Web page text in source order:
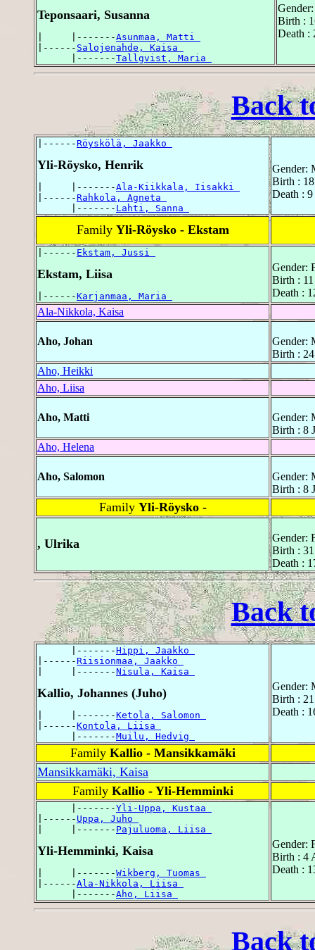
Teponsaari, Susanna
|     |-------Asunmaa, Matti
|------ Salojenahde, Kaisa
      |-------
Tallgvist, Maria
Birth :
Death :
Back
|------Röyskölä, Jaakko
Yli-Röysko, Henrik
|     |-------Ala-Kiikkala, Iisakki
|------Rahkola, Agneta
      |-------
Lahti, Sanna
Gender:
Birth :
Death :
Family Yli-Röysko - Ekstam
|------ Ekstam, Jussi
Ekstam, Liisa
|------Karjanmaa, Maria
Gender:
Birth :
Death :
Ala-Nikkola, Kaisa
Aho, Johan
Gender:
Birth :
Aho, Heikki
Aho, Liisa
Aho, Matti
Gender:
Birth : 8
Aho, Helena
Aho, Salomon
Gender:
Birth : 8
Family Yli-Röysko -
, Ulrika
Gender:
Birth :
Death :
Back
      |-------
Hippi, Jaakko
|------Riisionmaa, Jaakko
|     |-------Nisula, Kaisa
Kallio, Johannes (Juho)
|     |-------Ketola, Salomon
|------Kontola, Liisa
      |-------
Muilu, Hedvig
Gender:
Birth :
Death :
Family Kallio - Mansikkamäki
Mansikkamäki, Kaisa
Family Kallio - Yli-Hemminki
      |-------
Yli-Uppa, Kustaa
|------ Uppa, Juho
|     |------- Pajuluoma, Liisa
Yli-Hemminki, Kaisa
|     |-------Wikberg, Tuomas
|------Ala-Nikkola, Liisa
      |-------
Aho, Liisa
Gender:
Birth : 4
Death :
Back